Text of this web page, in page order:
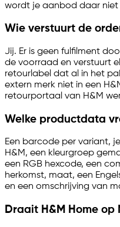
wordt je aanbod daar
Wie verstuurt de
Jij. Er is geen fulfilment
de voorraad en verstuurt
retourlabel dat al in het
extern merk niet in een
retourportaal van H&M
Welke productdata
Een barcode per variant,
H&M, een kleurgroep
een RGB hexcode, een
herkomst, maat, een
en een omschrijving van
Draait H&M Home op